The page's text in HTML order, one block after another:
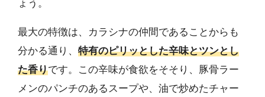
ょう。
最大の特徴は、カラシナの仲間であることからも
分かる通り、 特有のピリッとした辛味とツンとし
た香りです。この辛味が食欲をそそり、豚骨ラー
メンのパンチのあるスープや、油で炒めたチャー